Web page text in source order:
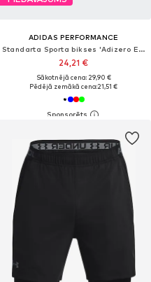
ADIDAS PERFORMANCE
Standarta Sporta bikses 'Adizero Essentials '
24,21 €
Sākotnējā cena: 29,90 €
Pēdējā zemākā cena:21,51 €